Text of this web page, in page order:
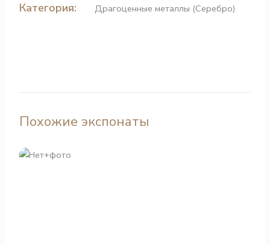
Категория: Драгоценные металлы (Серебро)
Похожие экспонаты